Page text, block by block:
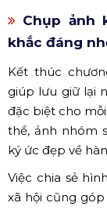
Chụp ảnh
khắc đáng
Kết thúc
giúp lưu giữ lại
đặc biệt cho
thể, ảnh nhóm
ký ức đẹp về
Việc chia sẻ
xã hội cũng